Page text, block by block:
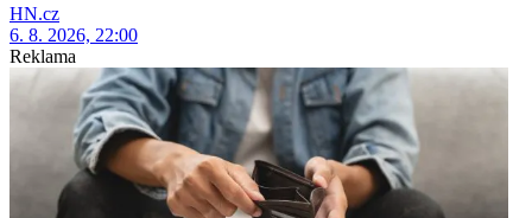
HN.cz
6. 8. 2026, 22:00
Reklama